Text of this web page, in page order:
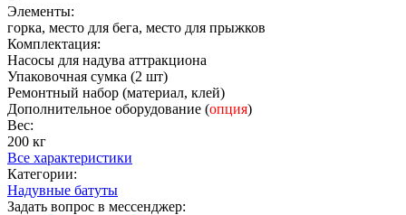
Элементы:
горка, место для бега, место для прыжков
Комплектация:
Насосы для надува аттракциона
Упаковочная сумка (2 шт)
Ремонтный набор (материал, клей)
Дополнительное оборудование (опция)
Вес:
200 кг
Все характеристики
Категории:
Надувные батуты
Задать вопрос в мессенджер: